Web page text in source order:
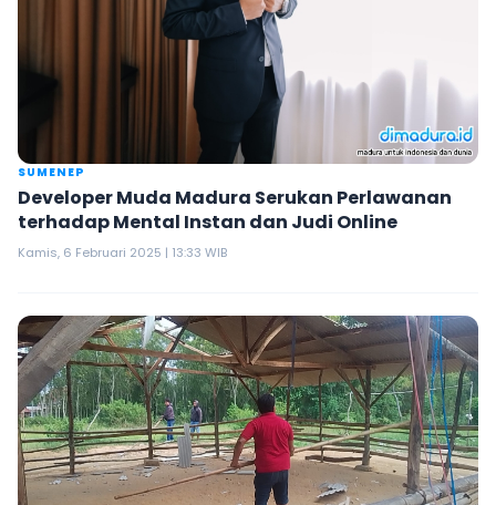
SUMENEP
Developer Muda Madura Serukan Perlawanan
terhadap Mental Instan dan Judi Online
Kamis, 6 Februari 2025 | 13:33 WIB